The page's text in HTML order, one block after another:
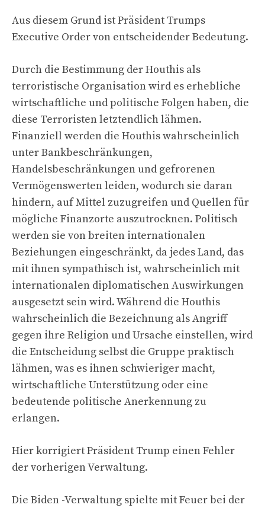
Aus diesem Grund ist Präsident Trumps
Executive Order von entscheidender Bedeutung.
Durch die Bestimmung der Houthis als
terroristische Organisation wird es erhebliche
wirtschaftliche und politische Folgen haben, die
diese Terroristen letztendlich lähmen.
Finanziell werden die Houthis wahrscheinlich
unter Bankbeschränkungen,
Handelsbeschränkungen und gefrorenen
Vermögenswerten leiden, wodurch sie daran
hindern, auf Mittel zuzugreifen und Quellen für
mögliche Finanzorte auszutrocknen. Politisch
werden sie von breiten internationalen
Beziehungen eingeschränkt, da jedes Land, das
mit ihnen sympathisch ist, wahrscheinlich mit
internationalen diplomatischen Auswirkungen
ausgesetzt sein wird. Während die Houthis
wahrscheinlich die Bezeichnung als Angriff
gegen ihre Religion und Ursache einstellen, wird
die Entscheidung selbst die Gruppe praktisch
lähmen, was es ihnen schwieriger macht,
wirtschaftliche Unterstützung oder eine
bedeutende politische Anerkennung zu
erlangen.
Hier korrigiert Präsident Trump einen Fehler
der vorherigen Verwaltung.
Die Biden -Verwaltung spielte mit Feuer bei der